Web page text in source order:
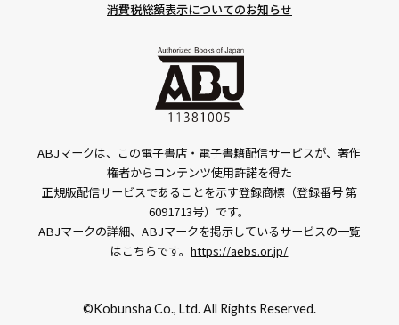
消費税総額表示についてのお知らせ
ABJマークは、この電子書店・電子書籍配信サービスが、著作
権者からコンテンツ使用許諾を得た
正規版配信サービスであることを示す登録商標（登録番号 第
6091713号）です。
ABJマークの詳細、ABJマークを掲示しているサービスの一覧
はこちらです。https://aebs.or.jp/
©Kobunsha Co., Ltd. All Rights Reserved.